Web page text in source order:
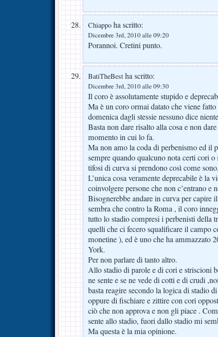
Chiappo ha scritto:
Dicembre 3rd, 2010 alle 09:20
Porannoi. Cretini punto.
BatiTheBest ha scritto:
Dicembre 3rd, 2010 alle 09:30
Il coro è assolutamente stupido e
Ma è un coro ormai datato che viene
domenica dagli stessie nessuno dice
Basta non dare risalto alla cosa e non
momento in cui lo fa.
Ma non amo la coda di perbenismo ed il
sempre quando qualcuno nota certi cori
tifosi di curva si prendono così come
L’unica cosa veramente deprecabile è la
coinvolgere persone che non c’entrano e
Bisognerebbe andare in curva per capire
sembra che contro la Roma , il coro
tutto lo stadio compresi i perbenisti della
quelli che ci fecero squalificare il campo
monetine ), ed è uno che ha ammazzato
York.
Per non parlare di tanto altro.
Allo stadio di parole e di cori e striscioni
ne sente e se ne vede di cotti e di crudi
basta reagire secondo la logica di stadio
oppure di fischiare e zittire con cori
ciò che non approva e non gli piace .
sente allo stadio, fuori dallo stadio mi
Ma questa è la mia opinione.